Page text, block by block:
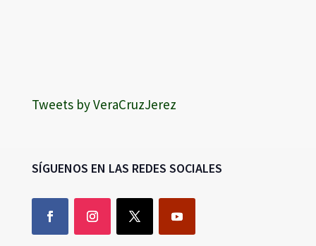
Tweets by VeraCruzJerez
SÍGUENOS EN LAS REDES SOCIALES